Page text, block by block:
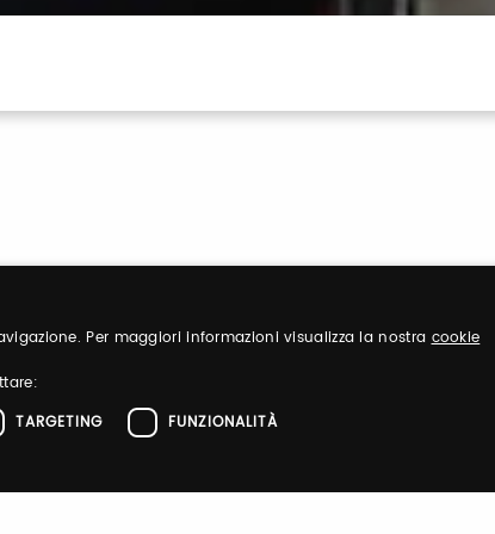
Per maggiori informazioni visualizza la nostracookie
TARGETING
FUNZIONALITÀ